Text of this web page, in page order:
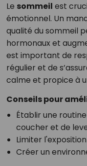
Le sommeil est
émotionnel. Un
qualité du sommeil
hormonaux et
est important de
régulier et de
calme et propice à
Conseils pour
Établir une
coucher et de
Limiter
Créer un